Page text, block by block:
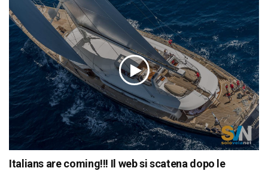
Italians are coming!!! Il web si scatena dopo le